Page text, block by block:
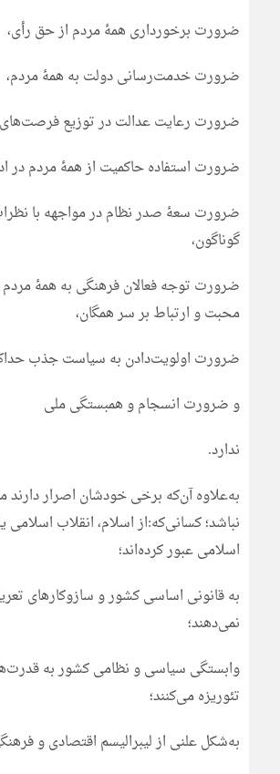
ضرورت برخورداری همۀ مردم از حق رأی،
ضرورت خدمت‌رسانی دولت به همۀ مردم،
ضرورت رعایت عدالت در توزیع
ضرورت استفاده حاکمیت از همۀ مردم در
ضرورت سعۀ صدر نظام در مواجهه با
گوناگون،
ضرورت توجه فعالان فرهنگی به همۀ مردم
محبت و ارتباط بر سر همگان،
ضرورت اولویت‌دادن به سیاست جذب
و ضرورت انسجام و همبستگی ملی
ندارد.
به‌علاوه آن‌که برخی خودشان اصرار دارند
نباشد؛ کسانی‌که:از اسلام، انقلاب اسلامی
اسلامی عبور کرده‌اند؛
به قانونی اساسی کشور و سازوکارهای
نمی‌دهند؛
وابستگی سیاسی و نظامی کشور به
تئوریزه می‌کنند؛
به‌شکل علنی از لیبرالیسم اقتصادی و